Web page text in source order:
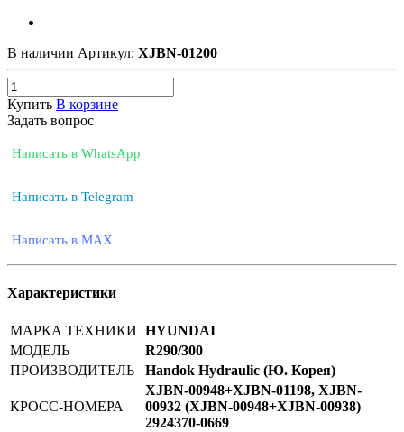
В наличии Артикул: XJBN-01200
Купить В корзине
Задать вопрос
Написать в WhatsApp
Написать в Telegram
Написать в MAX
Характеристики
МАРКА ТЕХНИКИ HYUNDAI
МОДЕЛЬ
R290/300
ПРОИЗВОДИТЕЛЬ
Handok Hydraulic (Ю. Корея)
КРОСС-НОМЕРА
XJBN-00948+XJBN-01198, XJBN-
00932 (XJBN-00948+XJBN-00938)
2924370-0669